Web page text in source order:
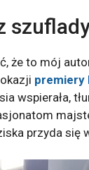
że to mój
premiery
wspierała,
przyda się